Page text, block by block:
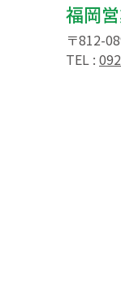
福岡
〒812-
TEL :